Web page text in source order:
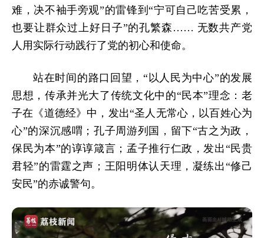
难，决不袖手旁观”的雷锋到“宁可自己吃苦受累，
也要让群众过上好日子”的孔繁森…… 无数共产党
人用实际行动践行了党的初心和使命。
站在时间的路口回望，“以人民为中心”的发展
思想，传承并光大了传统文化中的“民本”理念：老
子在《道德经》中，发出“圣人无常心，以百姓心为
心”的深沉感喟；孔子周游列国，留下“古之为政，
保民为本”的谆谆箴言；孟子推行仁政，发出“民贵
君轻”的雷霆之声；王阳明体认天理，凝练出“修己
安民”的赤诚警句。